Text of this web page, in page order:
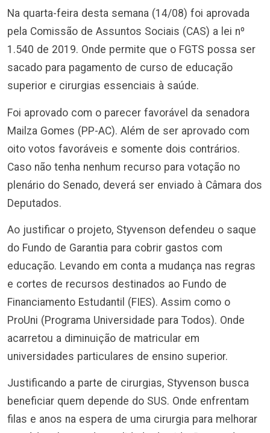
Na quarta-feira desta semana (14/08) foi aprovada
pela Comissão de Assuntos Sociais (CAS) a lei nº
1.540 de 2019. Onde permite que o FGTS possa ser
sacado para pagamento de curso de educação
superior e cirurgias essenciais à saúde.
Foi aprovado com o parecer favorável da senadora
Mailza Gomes (PP-AC). Além de ser aprovado com
oito votos favoráveis e somente dois contrários.
Caso não tenha nenhum recurso para votação no
plenário do Senado, deverá ser enviado à Câmara dos
Deputados.
Ao justificar o projeto, Styvenson defendeu o saque
do Fundo de Garantia para cobrir gastos com
educação. Levando em conta a mudança nas regras
e cortes de recursos destinados ao Fundo de
Financiamento Estudantil (FIES). Assim como o
ProUni (Programa Universidade para Todos). Onde
acarretou a diminuição de matricular em
universidades particulares de ensino superior.
Justificando a parte de cirurgias, Styvenson busca
beneficiar quem depende do SUS. Onde enfrentam
filas e anos na espera de uma cirurgia para melhorar